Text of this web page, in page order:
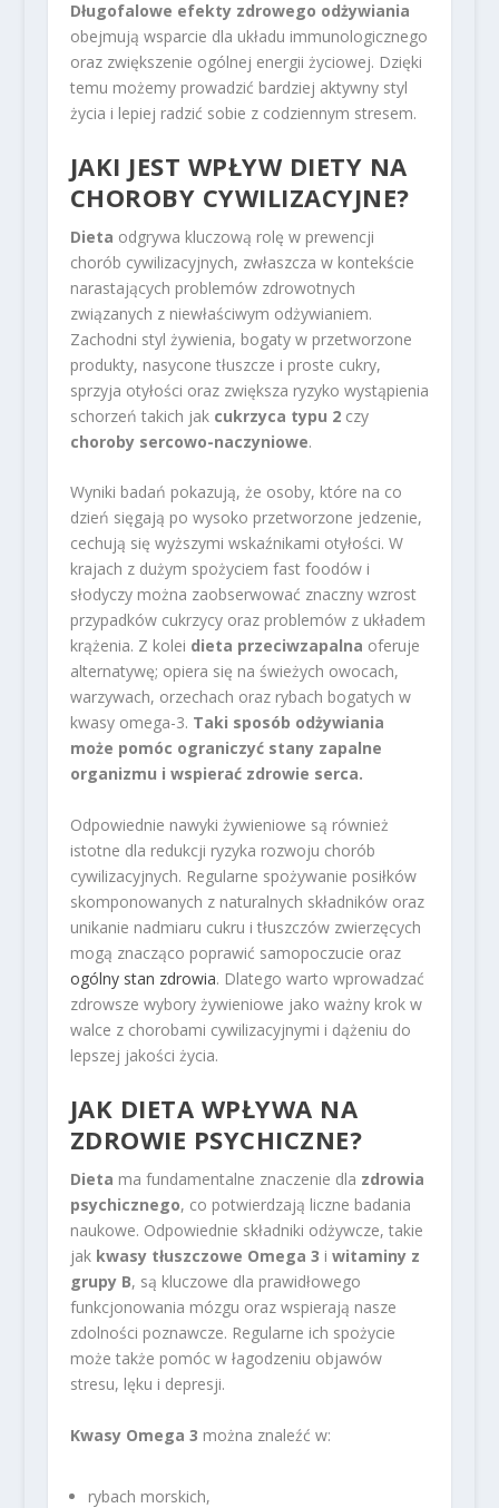
Długofalowe efekty zdrowego odżywiania
obejmują wsparcie dla układu immunologicznego
oraz zwiększenie ogólnej energii życiowej. Dzięki
temu możemy prowadzić bardziej aktywny styl
życia i lepiej radzić sobie z codziennym stresem.
JAKI JEST WPŁYW DIETY NA
CHOROBY CYWILIZACYJNE?
Dieta odgrywa kluczową rolę w prewencji
chorób cywilizacyjnych, zwłaszcza w kontekście
narastających problemów zdrowotnych
związanych z niewłaściwym odżywianiem.
Zachodni styl żywienia, bogaty w przetworzone
produkty, nasycone tłuszcze i proste cukry,
sprzyja otyłości oraz zwiększa ryzyko wystąpienia
schorzeń takich jak cukrzyca typu 2czy
choroby sercowo-naczyniowe.
Wyniki badań pokazują, że osoby, które na co
dzień sięgają po wysoko przetworzone jedzenie,
cechują się wyższymi wskaźnikami otyłości. W
krajach z dużym spożyciem fast foodów i
słodyczy można zaobserwować znaczny wzrost
przypadków cukrzycy oraz problemów z układem
krążenia. Z kolei dieta przeciwzapalna oferuje
alternatywę; opiera się na świeżych owocach,
warzywach, orzechach oraz rybach bogatych w
kwasy omega-3. Taki sposób odżywiania
może pomóc ograniczyć stany zapalne
organizmu i wspierać zdrowie serca.
Odpowiednie nawyki żywieniowe są również
istotne dla redukcji ryzyka rozwoju chorób
cywilizacyjnych. Regularne spożywanie posiłków
skomponowanych z naturalnych składników oraz
unikanie nadmiaru cukru i tłuszczów zwierzęcych
mogą znacząco poprawić samopoczucie oraz
ogólny stan zdrowia. Dlatego warto wprowadzać
zdrowsze wybory żywieniowe jako ważny krok w
walce z chorobami cywilizacyjnymi i dążeniu do
lepszej jakości życia.
JAK DIETA WPŁYWA NA
ZDROWIE PSYCHICZNE?
Dieta ma fundamentalne znaczenie dla zdrowia
psychicznego, co potwierdzają liczne badania
naukowe. Odpowiednie składniki odżywcze, takie
jak kwasy tłuszczowe Omega 3 i witaminy z
grupy B, są kluczowe dla prawidłowego
funkcjonowania mózgu oraz wspierają nasze
zdolności poznawcze. Regularne ich spożycie
może także pomóc w łagodzeniu objawów
stresu, lęku i depresji.
Kwasy Omega 3 można znaleźć w:
rybach morskich,